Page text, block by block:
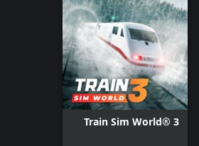
Train Sim World® 3